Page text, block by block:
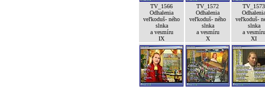
TV_1566
Odhalenia
veľkoduš- ného
slnka
a vesmíru
IX
TV_1572
Odhalenia
veľkoduš- ného
slnka
a vesmíru
X
TV_1573
Odhalenia
veľkoduš-
slnka
a vesmíru
XI